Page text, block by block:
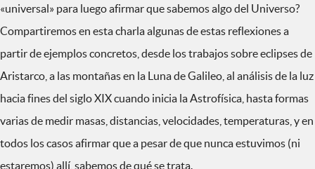
«universal» para luego afirmar que sabemos algo del Universo?
Compartiremos en esta charla algunas de estas reflexiones a
partir de ejemplos concretos, desde los trabajos sobre eclipses de
Aristarco, a las montañas en la Luna de Galileo, al análisis de la luz
hacia fines del siglo XIX cuando inicia la Astrofísica, hasta formas
varias de medir masas, distancias, velocidades, temperaturas, y en
todos los casos afirmar que a pesar de que nunca estuvimos (ni
estaremos) allí, sabemos de qué se trata.